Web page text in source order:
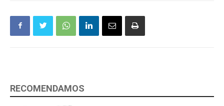
RECOMENDAMOS